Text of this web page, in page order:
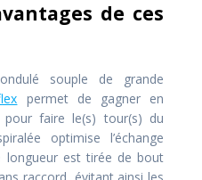
de ces
souple de grande
permet de gagner en
faire le(s) tour(s) du
optimise l’échange
longueur est tirée de bout